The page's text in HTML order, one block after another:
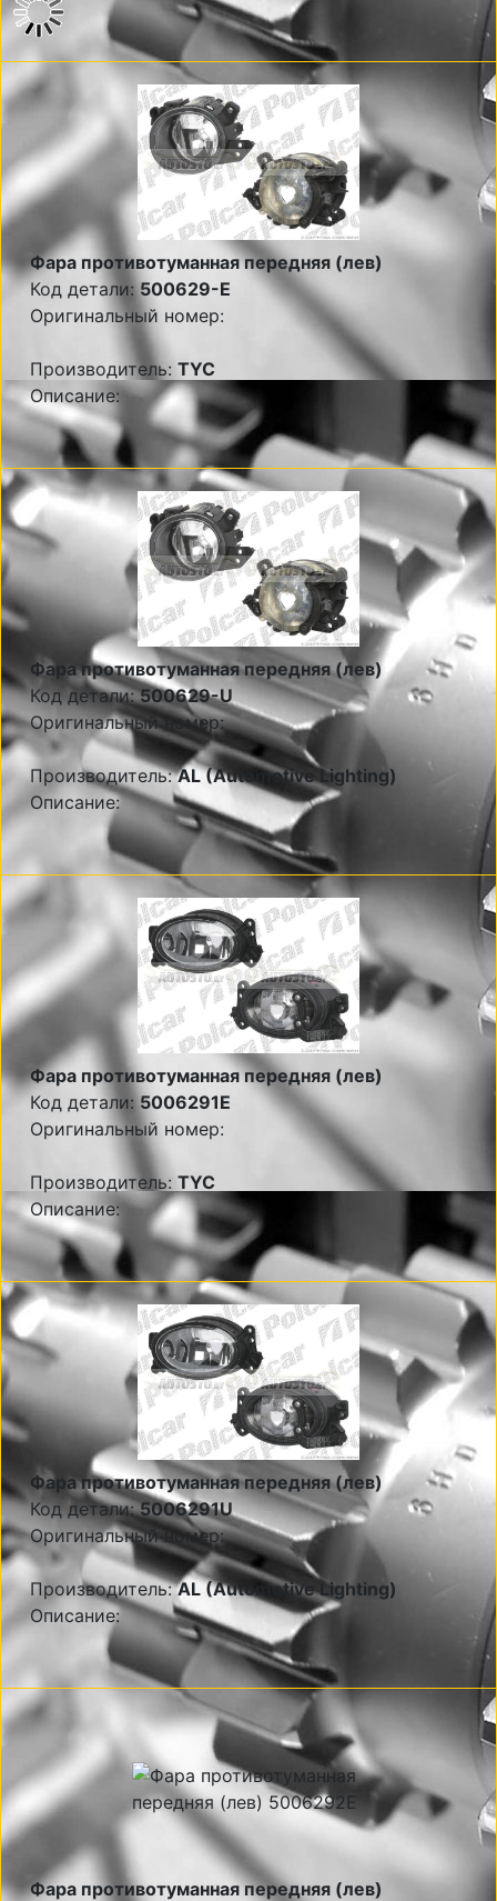
Фара противотуманная передняя (лев)
Код детали:500629-E
Оригинальный номер:
Производитель: TYC
Описание:
Фара противотуманная передняя (лев)
Код детали:500629-U
Оригинальный номер:
Производитель:AL (Automotive Lighting)
Описание:
Фара противотуманная передняя (лев)
Код детали: 5006291E
Оригинальный номер:
Производитель: TYC
Описание:
Фара противотуманная передняя (лев)
Код детали:5006291U
Оригинальный номер:
Производитель:AL (Automotive Lighting)
Описание:
Фара противотуманная передняя (лев)